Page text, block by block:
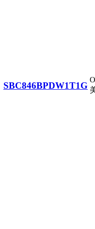
SBC846BPDW1T1G